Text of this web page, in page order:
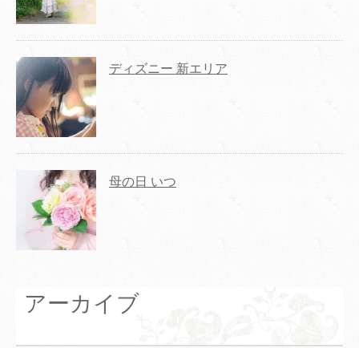
ディズニー 新エリア
母の日 いつ
アーカイブ